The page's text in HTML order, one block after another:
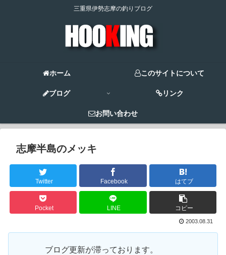
三重県伊勢志摩の釣りブログ
ホーム このサイトについて
ブログ リンク
お問い合わせ
志摩半島のメッキ
Twitter Facebook はてブ
Pocket LINE コピー
2003.08.31
ブログ更新が滞っております。